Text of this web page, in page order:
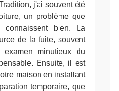
j'ai souvent été
un problème que
connaissent bien. La
de la fuite, souvent
minutieux du
Ensuite, il est
maison en installant
temporaire, que